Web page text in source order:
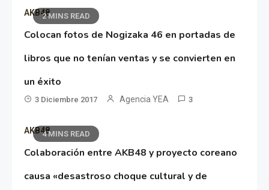
2 MINS READ
AKB48
Colocan fotos de Nogizaka 46 en portadas de
libros que no tenían ventas y se convierten en
un éxito
3 Diciembre 2017 Agencia YEA 3
4 MINS READ
AKB48
Colaboración entre AKB48 y proyecto coreano
causa «desastroso choque cultural y de